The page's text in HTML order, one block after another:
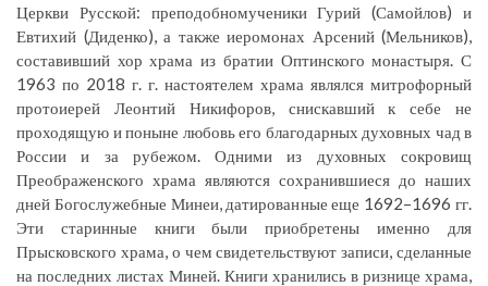
Церкви Русской: преподобномученики Гурий (Самойлов) и
Евтихий (Диденко), а также иеромонах Арсений (Мельников),
составивший хор храма из братии Оптинского монастыря. С
1963 по 2018 г. г. настоятелем храма являлся митрофорный
протоиерей Леонтий Никифоров, снискавший к себе не
проходящую и поныне любовь его благодарных духовных чад в
России и за рубежом. Одними из духовных сокровищ
Преображенского храма являются сохранившиеся до наших
дней Богослужебные Минеи, датированные еще 1692–1696 гг.
Эти старинные книги были приобретены именно для
Прысковского храма, о чем свидетельствуют записи, сделанные
на последних листах Миней. Книги хранились в ризнице храма,